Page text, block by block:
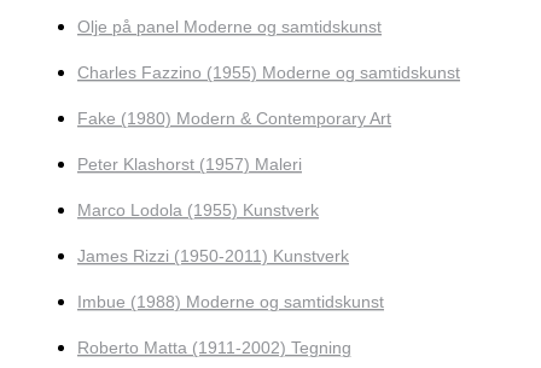
Olje på panel Moderne og samtidskunst
Charles Fazzino (1955) Moderne og samtidskunst
Fake (1980) Modern & Contemporary Art
Peter Klashorst (1957) Maleri
Marco Lodola (1955) Kunstverk
James Rizzi (1950-2011) Kunstverk
Imbue (1988) Moderne og samtidskunst
Roberto Matta (1911-2002) Tegning